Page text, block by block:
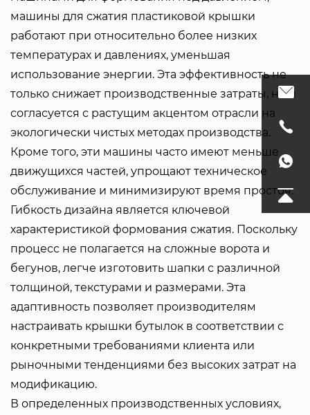
машины для сжатия пластиковой крышки
работают при относительно более низких
температурах и давлениях, уменьшая
использование энергии. Эта эффективность не
только снижает производственные затраты, но и
согласуется с растущим акцентом отрасли на
экологически чистых методах производства.
Кроме того, эти машины часто имеют меньше
движущихся частей, упрощают техническое
обслуживание и минимизируют время простоя.
Гибкость дизайна является ключевой
характеристикой формования сжатия. Поскольку
процесс не полагается на сложные ворота и
бегунов, легче изготовить шапки с различной
толщиной, текстурами и размерами. Эта
адаптивность позволяет производителям
настраивать крышки бутылок в соответствии с
конкретными требованиями клиента или
рыночными тенденциями без высоких затрат на
модификацию.
В определенных производственных условиях,